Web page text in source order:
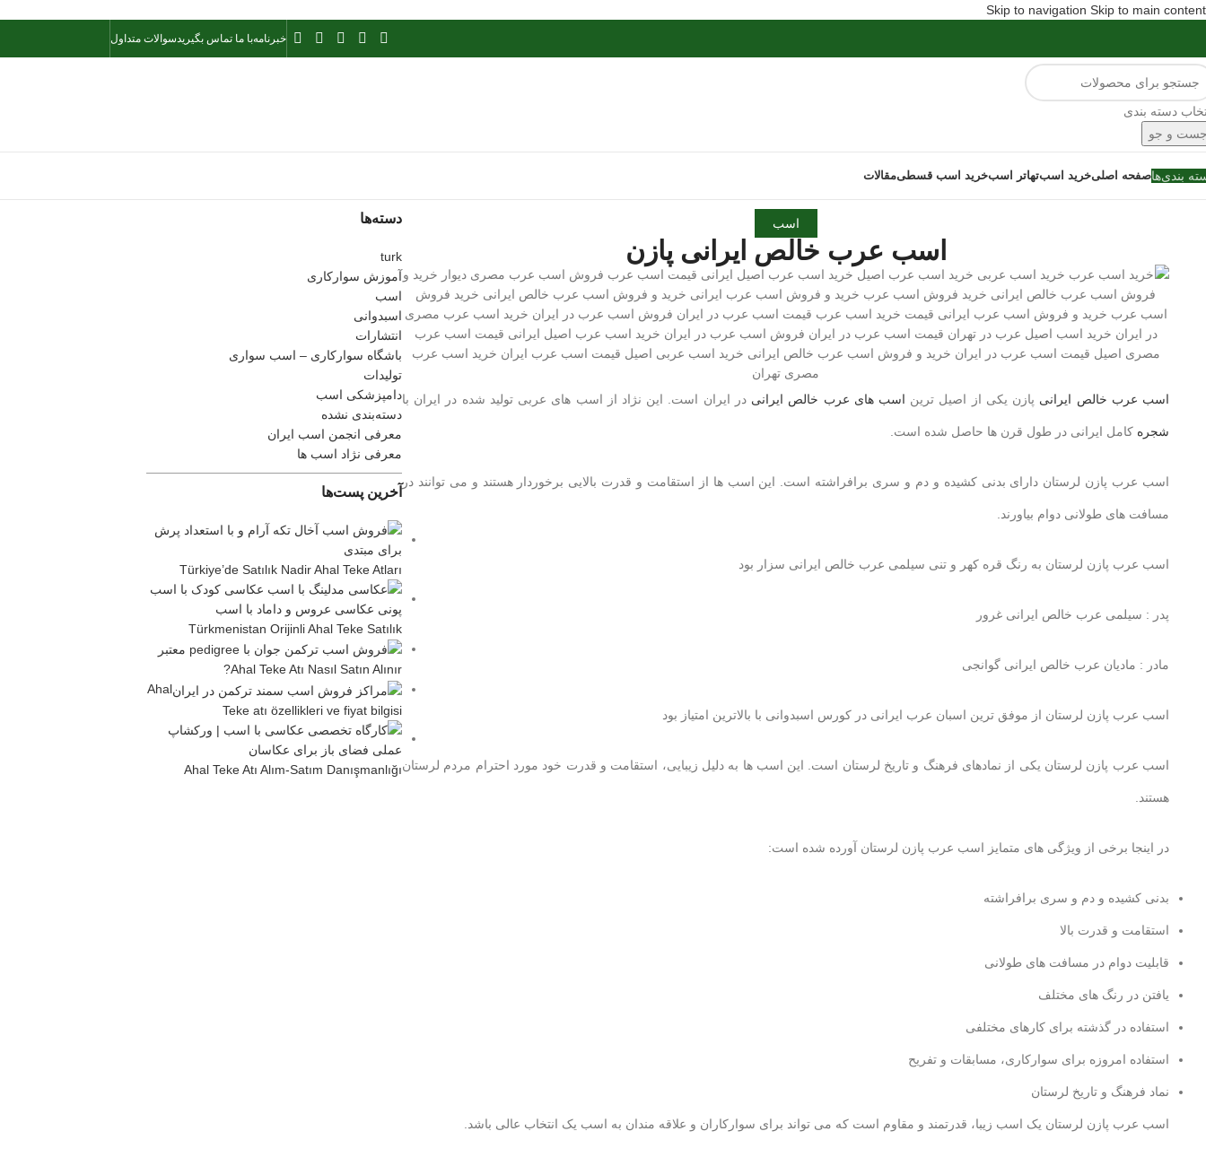
Skip to navigation Skip to main content
خبرنامهبا ما تماس بگیریدسوالات متداول
دسته بندی
و جو
بندی‌هاصفحه اصلیخرید اسبتهاتر اسبخرید اسب قسطیمقالات
اسب
اسب عرب خالص ایرانی پازن
اسب عرب خالص ایرانی پازن یکی از اصیل ترین اسب های عرب خالص ایرانی در ایران است. این نژاد از اسب های عربی تولید شده در ایران با
شجره کامل ایرانی در طول قرن ها حاصل شده است.
اسب عرب پازن لرستان دارای بدنی کشیده و دم و سری برافراشته است. این اسب ها از استقامت و قدرت بالایی برخوردار هستند و می توانند در
مسافت های طولانی دوام بیاورند.
اسب عرب پازن لرستان به رنگ قره کهر و تنی سیلمی عرب خالص ایرانی سزار بود
پدر : سیلمی عرب خالص ایرانی غرور
مادر : مادیان عرب خالص ایرانی گوانجی
اسب عرب پازن لرستان از موفق ترین اسبان عرب ایرانی در کورس اسبدوانی با بالاترین امتیاز بود
اسب عرب پازن لرستان یکی از نمادهای فرهنگ و تاریخ لرستان است. این اسب ها به دلیل زیبایی، استقامت و قدرت خود مورد احترام مردم لرستان
هستند.
در اینجا برخی از ویژگی های متمایز اسب عرب پازن لرستان آورده شده است:
بدنی کشیده و دم و سری برافراشته
استقامت و قدرت بالا
قابلیت دوام در مسافت های طولانی
یافتن در رنگ های مختلف
استفاده در گذشته برای کارهای مختلفی
استفاده امروزه برای سوارکاری، مسابقات و تفریح
نماد فرهنگ و تاریخ لرستان
اسب عرب پازن لرستان یک اسب زیبا، قدرتمند و مقاوم است که می تواند برای سوارکاران و علاقه مندان به اسب یک انتخاب عالی باشد.
دسته‌ها
turk
آموزش سوارکاری
اسب
اسبدوانی
انتشارات
باشگاه سوارکاری – اسب سواری
تولیدات
دامپزشکی اسب
دسته‌بندی نشده
معرفی انجمن اسب ایران
معرفی نژاد اسب ها
آخرین پست‌ها
Türkiye’de Satılık Nadir Ahal Teke Atları
Türkmenistan Orijinli Ahal Teke Satılık
Ahal Teke Atı Nasıl Satın Alınır?
Ahal
Teke atı özellikleri ve fiyat bilgisi
Ahal Teke Atı Alım-Satım Danışmanlığı